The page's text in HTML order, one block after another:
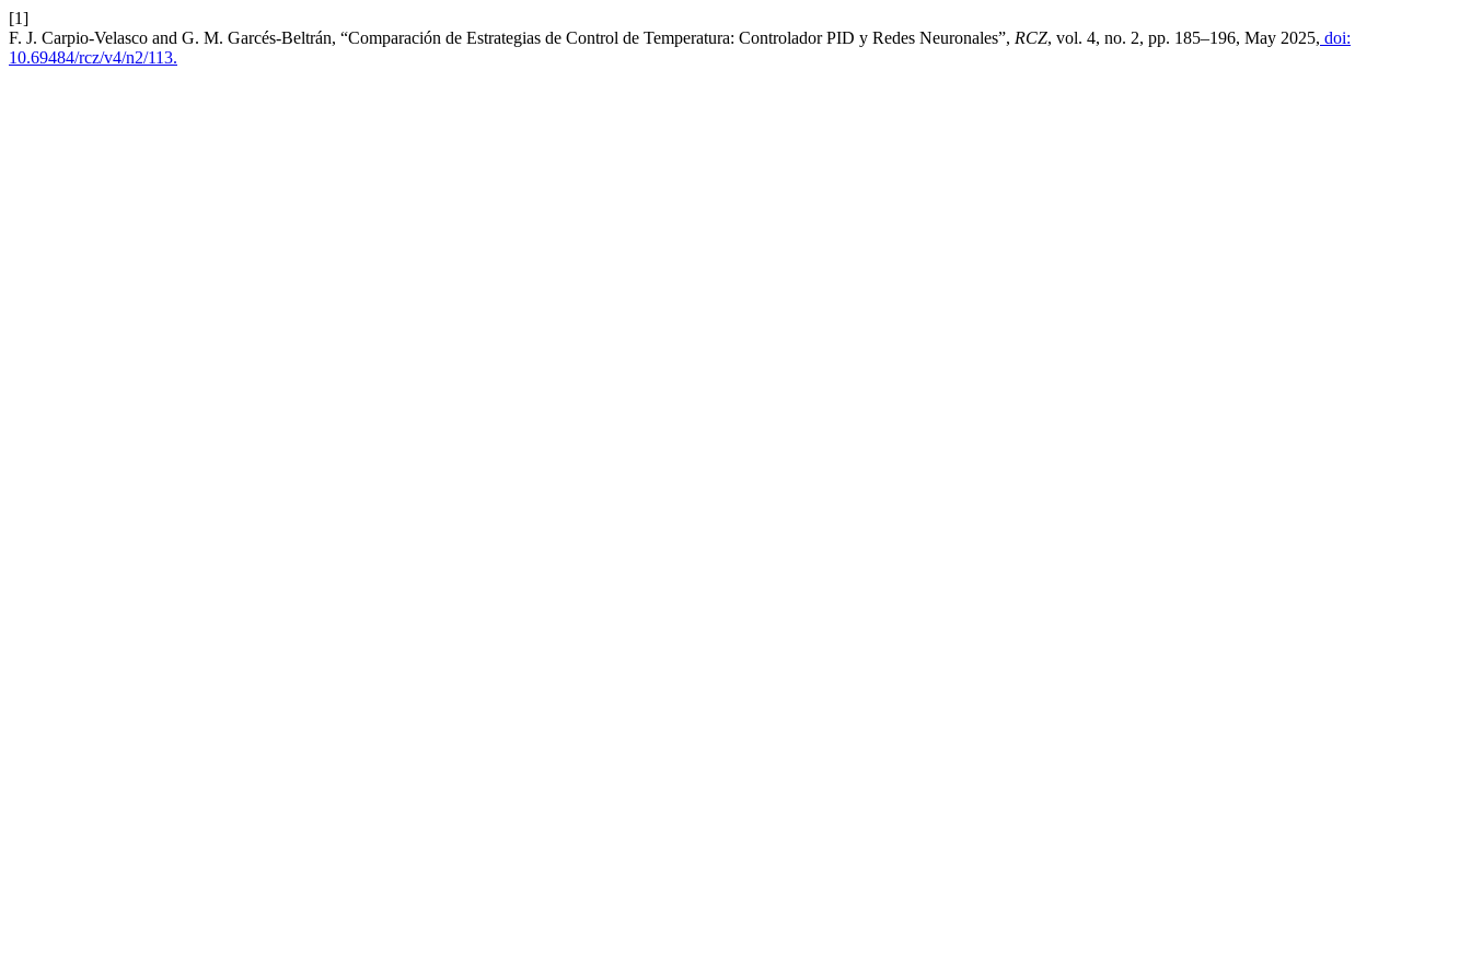
[1]
F. J. Carpio-Velasco and G. M. Garcés-Beltrán, “Comparación de Estrategias de Control de Temperatura: Controlador PID y Redes Neuronales”, RCZ, vol. 4, no. 2, pp. 185–196, May 2025, doi:
10.69484/rcz/v4/n2/113.